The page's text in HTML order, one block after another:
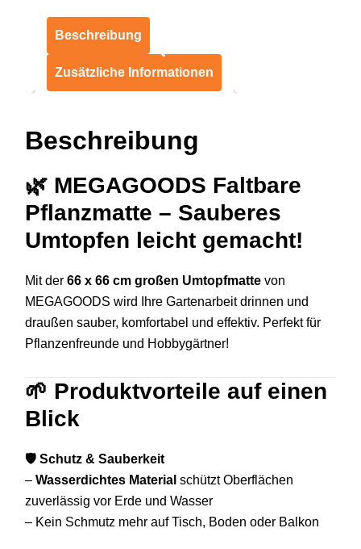
Beschreibung
Zusätzliche Informationen
Beschreibung
🌿 MEGAGOODS Faltbare
Pflanzmatte – Sauberes
Umtopfen leicht gemacht!
Mit der 66 x 66 cm großen Umtopfmatte von
MEGAGOODS wird Ihre Gartenarbeit drinnen und
draußen sauber, komfortabel und effektiv. Perfekt für
Pflanzenfreunde und Hobbygärtner!
🌱 Produktvorteile auf einen
Blick
🛡️ Schutz & Sauberkeit
– Wasserdichtes Material schützt Oberflächen
zuverlässig vor Erde und Wasser
– Kein Schmutz mehr auf Tisch, Boden oder Balkon